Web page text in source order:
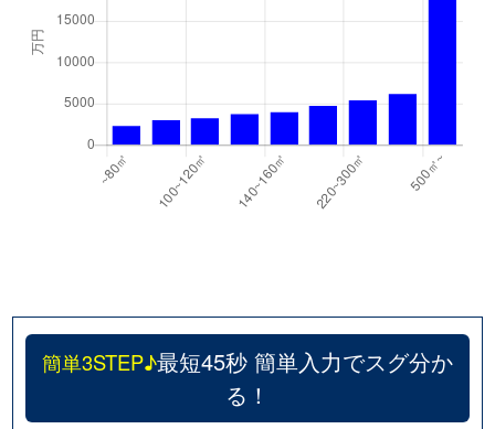
簡単3STEP♪最短45秒 簡単入力でスグ分か
る！